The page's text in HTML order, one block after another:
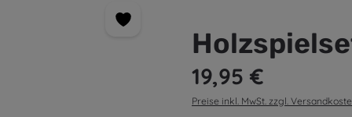
Regulärer Preis:
19,95 €
Preise inkl. MwSt. zzgl.